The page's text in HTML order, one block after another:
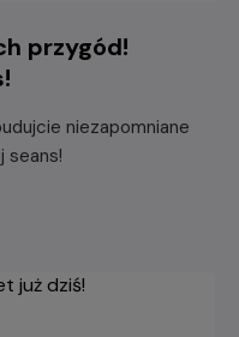
przygód!
niezapomniane
seans!